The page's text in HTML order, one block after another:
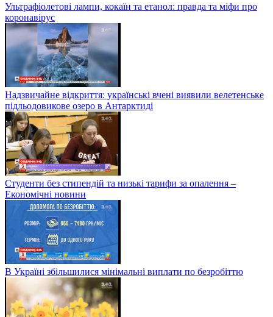
Ультрафіолетові лампи, кокаїн та етанол: правда та міфи про
коронавірус
Надзвичайне відкриття: українські вчені виявили велетенське
підльодовикове озеро в Антарктиді
Студенти без стипендій та низькі тарифи за опалення –
Економічні новини
В Україні збільшилися мінімальні виплати по безробіттю